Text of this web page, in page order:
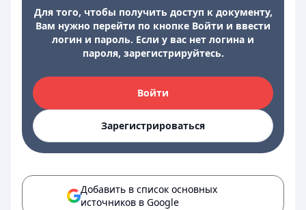
Для того, чтобы получить доступ к документу,
Вам нужно перейти по кнопке Войти и ввести
логин и пароль. Если у вас нет логина и
пароля, зарегистрируйтесь.
Войти
Зарегистрироваться
Добавить в список основных
источников в Google